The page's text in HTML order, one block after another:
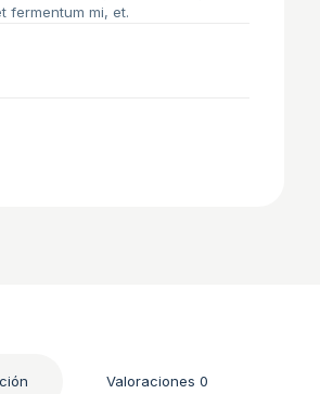
fermentum mi, et.
Valoraciones 0